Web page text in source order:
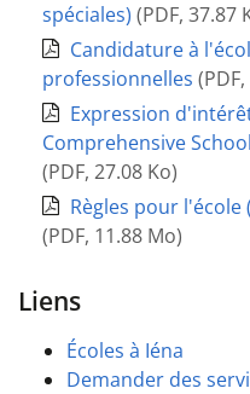
spéciales) (PDF, 37.87
Candidature à
professionnelles (PDF,
Expression
Comprehensive
(PDF, 27.08 Ko)
Règles pour
(PDF, 11.88 Mo)
Liens
Écoles à Iéna
Demander des